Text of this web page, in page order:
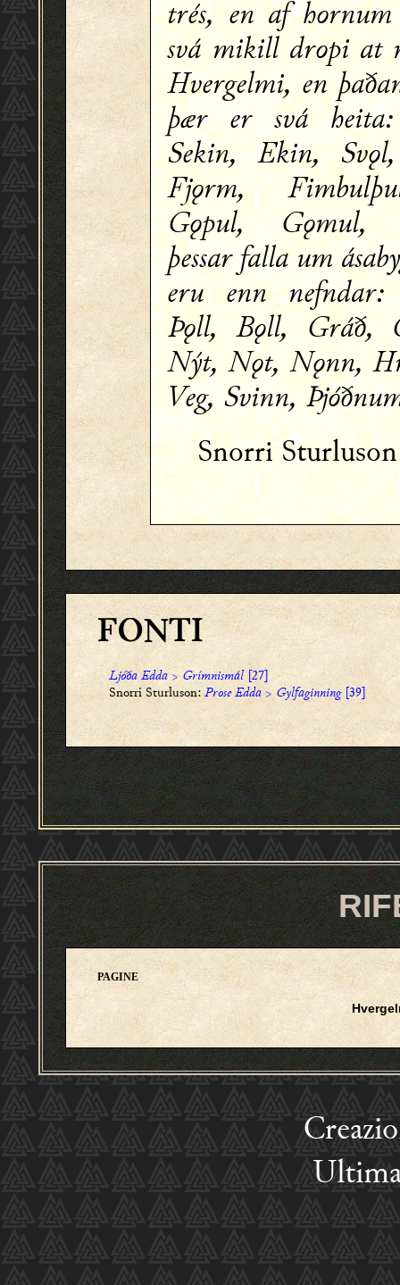
trés, en af
svá mikill dropi at
Hvergelmi, en
þær er svá
Sekin, Ekin,
Fjǫrm,
Gǫpul, Gǫmul,
þessar falla um
eru enn
Þǫll, Bǫll, Gráð,
Nýt, Nǫt, Nǫnn,
Veg, Svinn,
Snorri
FONTI
Ljóða Edda >Grímnismál [27]
Snorri Sturluson: Prose Edda > Gylfaginning[39]
PAGINE